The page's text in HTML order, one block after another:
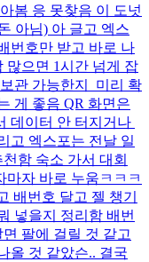
봄 응 못찾음 이 도넛
아님) 아 글고 엑스
번호만 받고 바로 나
많으면 1시간 넘게 잡
관 가능한지 미리 확
게 좋음 QR 화면은
데이터 안 터지거나
고 엑스포는 전날 일
함 숙소 가서 대회
마자 바로 누움ㅋㅋㅋ
배번호 달고 젤 챙기
넣을지 정리함 배번
팔에 걸릴 것 같고
올 것 같았슨.. 결국